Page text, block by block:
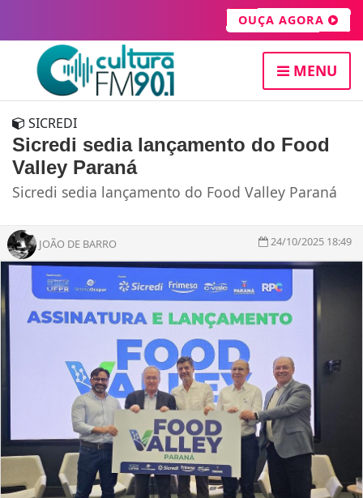
OUÇA AGORA
MENU
SICREDI
Sicredi sedia lançamento do Food
Valley Paraná
Sicredi sedia lançamento do Food Valley Paraná
JOÃO DE BARRO 24/10/2025 18:49